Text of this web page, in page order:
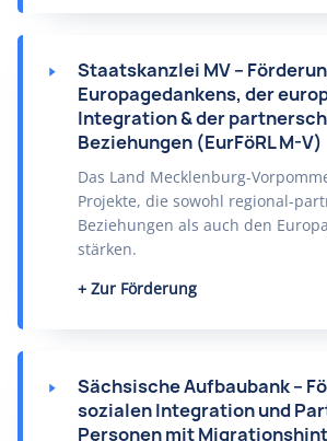
Staatskanzlei MV –
Europagedankens, der
Integration & der
Beziehungen (EurFöRL M-V)
Das Land Mecklenburg-
Projekte, die sowohl regional-
Beziehungen als auch den
stärken.
Zur Förderung
Sächsische Aufbaubank –
sozialen Integration und
Personen mit